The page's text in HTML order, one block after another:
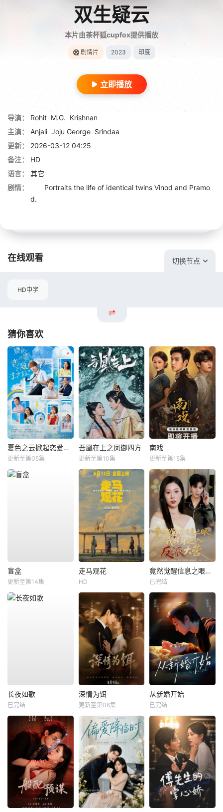
双生疑云
本片由茶杯狐cupfox提供播放
剧情片 2023 印度
立即播放
导演： Rohit M.G. Krishnan
主演：
Anjali Joju George Srindaa
更新：
2026-03-12 04:25
备注：
HD
语言：
其它
剧情：
Portraits the life of identical twins Vinod and Pramo
d.
在线观看 切换节点
HD中字
猜你喜欢
夏色之云掀起恋爱与风暴
更新至第05集
吾凰在上之凤御四方
更新至第10集
南戏
更新至第15集
盲盒
更新至第14集
走马观花
HD
竟然觉醒信息之眼，我转身进入反派大营
已完结
长夜如歌
已完结
深情为饵
更新至第06集
从新婚开始
已完结